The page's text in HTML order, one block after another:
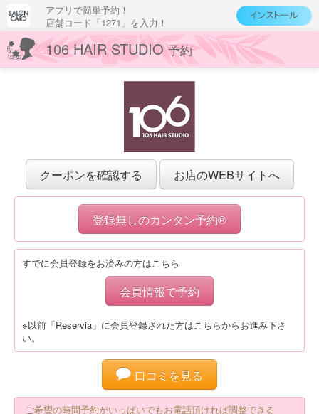
アプリで簡単予約！
店舗コード「1271」を入力！
106 HAIR STUDIO予約
クーポンを確認する お店のWEBサイトへ
登録無しのカンタン予約®
すでに会員登録をお済みの方はこちら
会員情報で予約
※以前「Reservia」に会員登録された方はこちらからお進み下さ
い。
口コミを見る
ご希望の時間予約がいっぱいでもお電話頂ければ調整できる